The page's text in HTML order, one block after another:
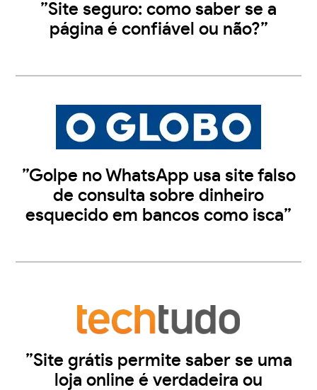
”Site seguro: como saber se a
página é confiável ou não?”
”Golpe no WhatsApp usa site falso
de consulta sobre dinheiro
esquecido em bancos como isca”
”Site grátis permite saber se uma
loja online é verdadeira ou